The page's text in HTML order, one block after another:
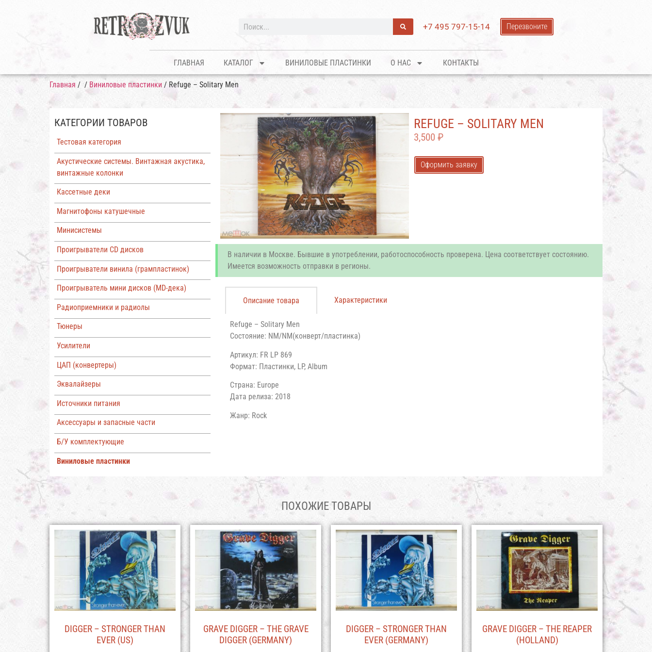
+7 495 797-15-14 Перезвоните
ГЛАВНАЯ КАТАЛОГ ВИНИЛОВЫЕ ПЛАСТИНКИ О НАС КОНТАКТЫ
Главная / / Виниловые пластинки / Refuge – Solitary Men
КАТЕГОРИИ ТОВАРОВ
Тестовая категория
Акустические системы. Винтажная акустика,
винтажные колонки
Кассетные деки
Магнитофоны катушечные
Минисистемы
Проигрыватели CD дисков
Проигрыватели винила (грампластинок)
Проигрыватель мини дисков (MD-дека)
Радиоприемники и радиолы
Тюнеры
Усилители
ЦАП (конвертеры)
Эквалайзеры
Источники питания
Аксессуары и запасные части
Б/У комплектующие
Виниловые пластинки
REFUGE – SOLITARY MEN
3,500 ₽
Оформить заявку
В наличии в Москве. Бывшие в употреблении, работоспособность проверена. Цена соответствует состоянию.
Имеется возможность отправки в регионы.
Описание товара Характеристики
Refuge – Solitary Men
Состояние: NM/NM(конверт/пластинка)
Артикул: FR LP 869
Формат: Пластинки, LP, Album
Страна: Europe
Дата релиза: 2018
Жанр: Rock
ПОХОЖИЕ ТОВАРЫ
DIGGER – STRONGER THAN
EVER (US)
GRAVE DIGGER – THE GRAVE
DIGGER (GERMANY)
DIGGER – STRONGER THAN
EVER (GERMANY)
GRAVE DIGGER – THE REAPER
(HOLLAND)